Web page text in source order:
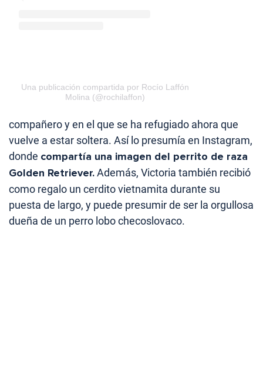
Una publicación compartida por Rocío Laffón
Molina (@rochilaffon)
compañero y en el que se ha refugiado ahora que
vuelve a estar soltera. Así lo presumía en Instagram,
donde compartía una imagen del perrito de raza
Golden Retriever.Además, Victoria también recibió
como regalo un cerdito vietnamita durante su
puesta de largo, y puede presumir de ser la orgullosa
dueña de un perro lobo checoslovaco.